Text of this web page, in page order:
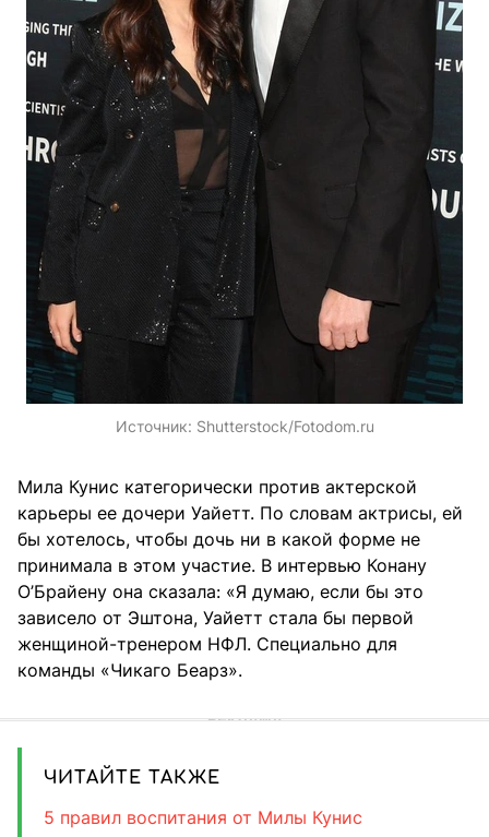
Источник: Shutterstock/Fotodom.ru
Мила Кунис категорически против актерской
карьеры ее дочери Уайетт. По словам актрисы, ей
бы хотелось, чтобы дочь ни в какой форме не
принимала в этом участие. В интервью Конану
О’Брайену она сказала: «Я думаю, если бы это
зависело от Эштона, Уайетт стала бы первой
женщиной-тренером НФЛ. Специально для
команды «Чикаго Беарз».
ЧИТАЙТЕ ТАКЖЕ
5 правил воспитания от Милы Кунис